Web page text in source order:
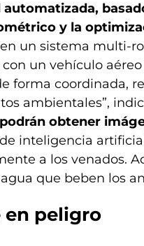
automatizada,
y la
un sistema multi-
un vehículo
forma coordinada,
ambientales”,
obtener
inteligencia
a los venados.
que beben los
en peligro